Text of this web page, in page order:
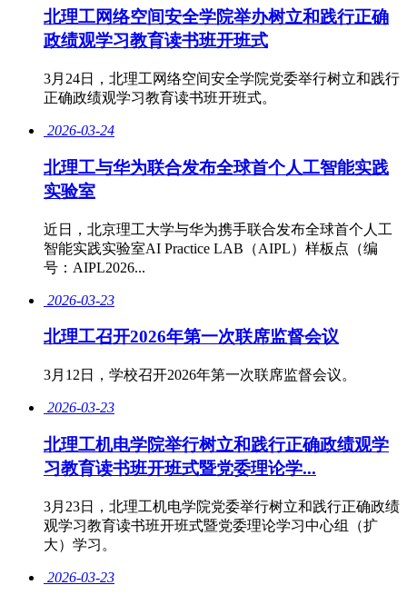
北理工网络空间安全学院举办树立和践行正确
政绩观学习教育读书班开班式
3月24日，北理工网络空间安全学院党委举行树立和践行
正确政绩观学习教育读书班开班式。
2026-03-24
北理工与华为联合发布全球首个人工智能实践
实验室
近日，北京理工大学与华为携手联合发布全球首个人工
智能实践实验室AI Practice LAB（AIPL）样板点（编
号：AIPL2026...
2026-03-23
北理工召开2026年第一次联席监督会议
3月12日，学校召开2026年第一次联席监督会议。
2026-03-23
北理工机电学院举行树立和践行正确政绩观学
习教育读书班开班式暨党委理论学...
3月23日，北理工机电学院党委举行树立和践行正确政绩
观学习教育读书班开班式暨党委理论学习中心组（扩
大）学习。
2026-03-23